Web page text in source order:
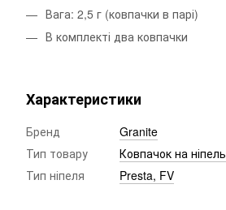
Вага: 2,5 г (ковпачки в парі)
В комплекті два ковпачки
Характеристики
Бренд
Granite
Тип товару
Ковпачок на ніпель
Тип ніпеля
Presta, FV